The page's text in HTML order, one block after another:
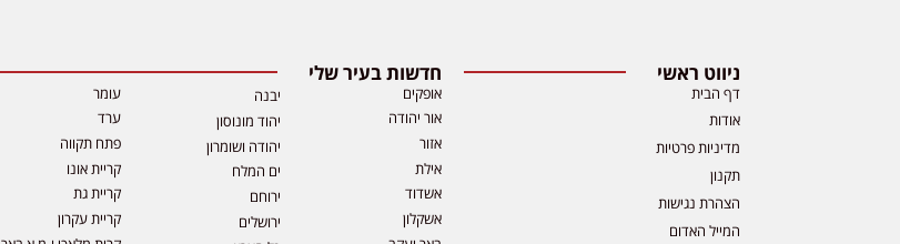
ניווט ראשי
דף הבית
אודות
מדיניות פרטיות
תקנון
הצהרת נגישות
המייל האדום
חדשות בעיר שלי
אופקים
אור יהודה
אזור
אילת
אשדוד
אשקלון
יבנה
יהוד מונוסון
יהודה ושומרון
ים המלח
ירוחם
ירושלים
עומר
ערד
פתח תקווה
קריית אונו
קריית גת
קריית עקרון